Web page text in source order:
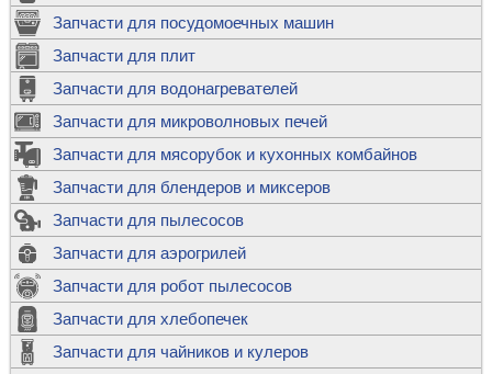
Запчасти для посудомоечных машин
Запчасти для плит
Запчасти для водонагревателей
Запчасти для микроволновых печей
Запчасти для мясорубок и кухонных комбайнов
Запчасти для блендеров и миксеров
Запчасти для пылесосов
Запчасти для аэрогрилей
Запчасти для робот пылесосов
Запчасти для хлебопечек
Запчасти для чайников и кулеров